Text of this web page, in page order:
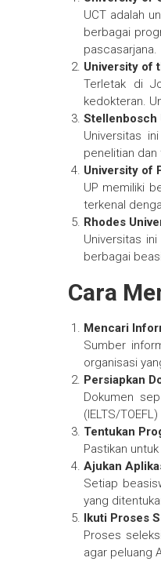
UCT adalah
berbagai
pascasarjana.
University of
Terletak di
kedokteran.
Stellenbosch
Universitas
penelitian dan
University of
UP memiliki
terkenal
Rhodes
Universitas
berbagai
Cara
Mencari
Sumber
organisasi
Persiapkan
Dokumen
(IELTS/
Tentukan
Pastikan
Ajukan
Setiap
yang
Ikuti Proses
Proses
agar peluang